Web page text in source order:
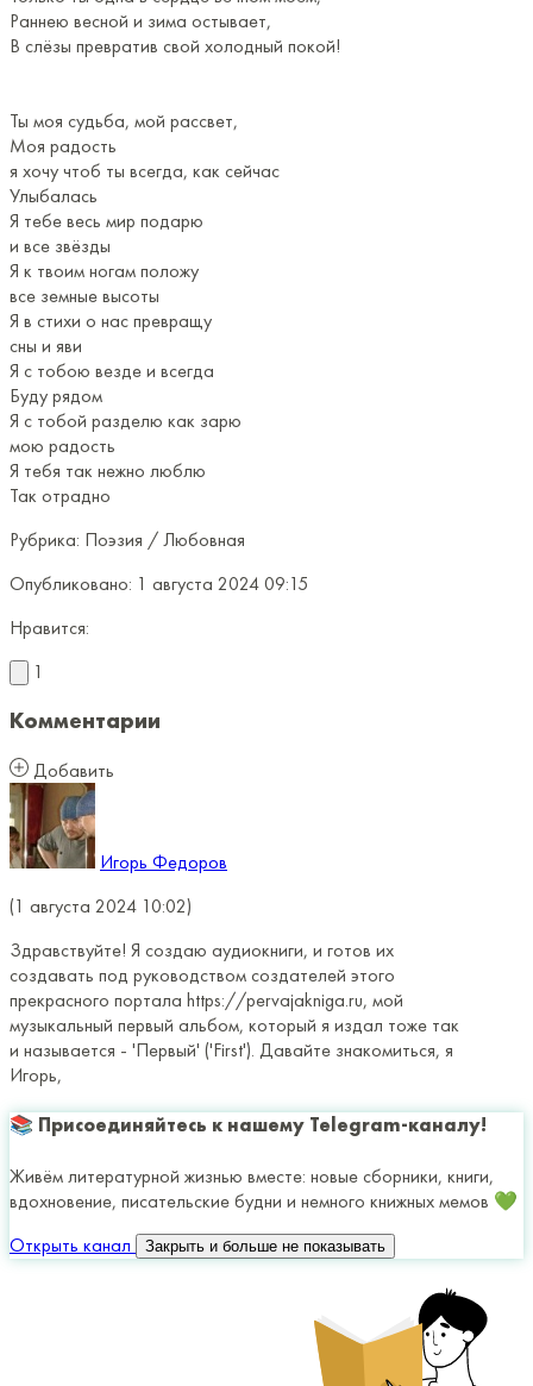
Раннею весной и зима остывает,
В слёзы превратив свой холодный покой!
Ты моя судьба, мой рассвет,
Моя радость
я хочу чтоб ты всегда, как сейчас
Улыбалась
Я тебе весь мир подарю
и все звёзды
Я к твоим ногам положу
все земные высоты
Я в стихи о нас превращу
сны и яви
Я с тобою везде и всегда
Буду рядом
Я с тобой разделю как зарю
мою радость
Я тебя так нежно люблю
Так отрадно
Рубрика: Поэзия / Любовная
Опубликовано: 1 августа 2024 09:15
Нравится:
1
Комментарии
Добавить
Игорь Федоров
(1 августа 2024 10:02)
Здравствуйте! Я создаю аудиокниги, и готов их
создавать под руководством создателей этого
прекрасного портала https://pervajakniga.ru, мой
музыкальный первый альбом, который я издал тоже так
и называется - 'Первый' ('First'). Давайте знакомиться, я
Игорь,
📚 Присоединяйтесь к нашему Telegram-каналу!
Живём литературной жизнью вместе: новые сборники, книги,
вдохновение, писательские будни и немного книжных мемов 💚
Открыть канал
Закрыть и больше не показывать